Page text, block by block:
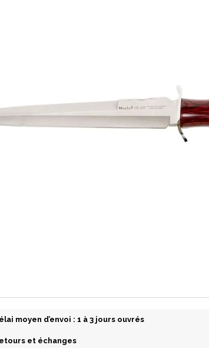
moyen d’envoi : 1 à 3 jours ouvrés
et échanges